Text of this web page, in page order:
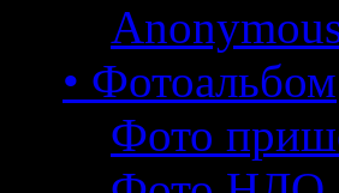
• Фотоальбом
Фото